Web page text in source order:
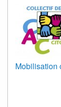
Mobilisation